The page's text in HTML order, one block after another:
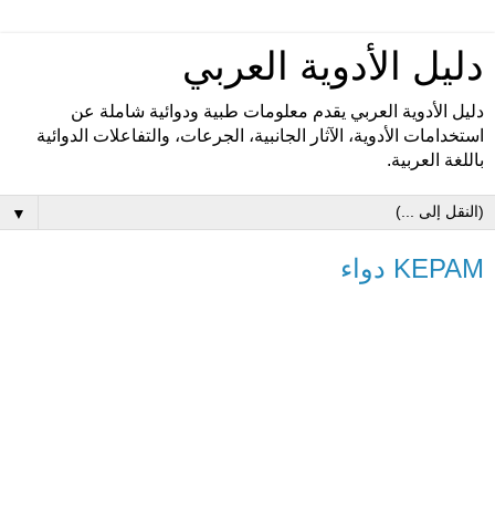
دليل الأدوية العربي
دليل الأدوية العربي يقدم معلومات طبية ودوائية شاملة عن
استخدامات الأدوية، الآثار الجانبية، الجرعات، والتفاعلات الدوائية
باللغة العربية.
▼
KEPAM دواء